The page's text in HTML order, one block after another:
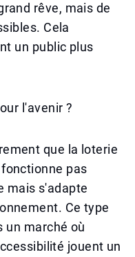
rêve, mais de
Cela
un public plus
l'avenir ?
que la loterie
pas
mais s'adapte
Ce type
un marché où
jouent un